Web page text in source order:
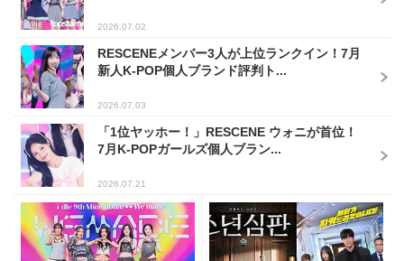
2026.07.02
RESCENEメンバー3人が上位ランクイン！7月
新人K-POP個人ブランド評判ト...
2026.07.03
「1位ヤッホー！」RESCENE ウォニが首位！
7月K-POPガールズ個人ブラン...
2026.07.21